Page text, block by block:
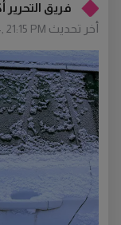
فريق التحرير
أخر تحديث 21:15 PM